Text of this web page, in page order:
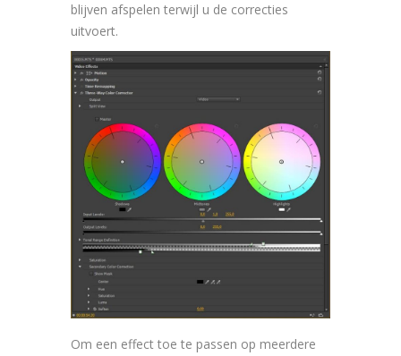
blijven afspelen terwijl u de correcties
uitvoert.
Om een effect toe te passen op meerdere